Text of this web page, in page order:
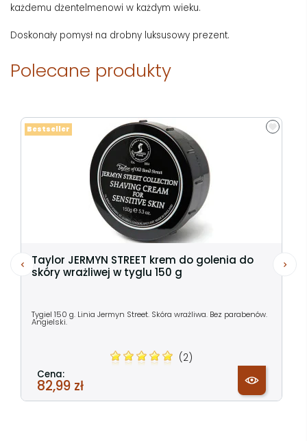
każdemu dżentelmenowi w każdym wieku.
Doskonały pomysł na drobny luksusowy prezent.
Polecane produkty
Taylor JERMYN STREET krem do golenia do
skóry wrażliwej w tyglu 150 g
Tygiel 150 g. Linia Jermyn Street. Skóra wrażliwa. Bez parabenów.
Angielski.
(2)
Cena:
82,99 zł
Bestseller